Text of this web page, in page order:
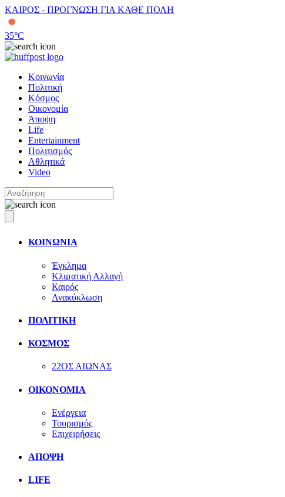
ΚΑΙΡΟΣ - ΠΡΟΓΝΩΣΗ ΓΙΑ ΚΑΘΕ ΠΟΛΗ
35°C
Κοινωνία
Πολιτική
Κόσμος
Οικονομία
Άποψη
Life
Entertainment
Πολιτισμός
Αθλητικά
Video
ΚΟΙΝΩΝΙΑ
Έγκλημα
Κλιματική Αλλαγή
Καιρός
Ανακύκλωση
ΠΟΛΙΤΙΚΗ
ΚΟΣΜΟΣ
22ΟΣ ΑΙΩΝΑΣ
ΟΙΚΟΝΟΜΙΑ
Ενέργεια
Τουρισμός
Επιχειρήσεις
ΑΠΟΨΗ
LIFE